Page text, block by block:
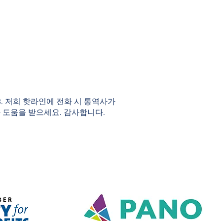
저희 핫라인에 전화 시 통역사가
움을 받으세요. 감사합니다.